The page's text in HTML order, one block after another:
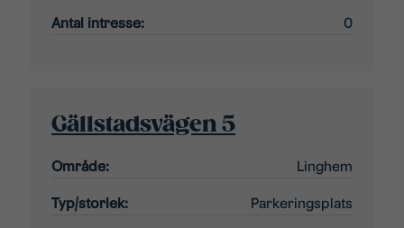
Antal intresse: 0
Gällstadsvägen 5
Område: Linghem
Typ/storlek: Parkeringsplats